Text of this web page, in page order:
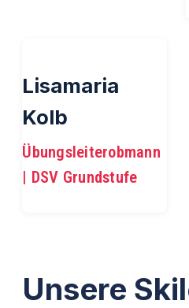
Lisamaria
Kolb
Übungsleiterobmann
| DSV Grundstufe
Unsere